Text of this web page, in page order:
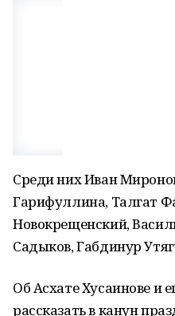
Среди них Иван
Гарифуллина, Талгат
Новокрещенский,
Садыков, Габдинур
Об Асхате Хусаинове и
рассказать в канун